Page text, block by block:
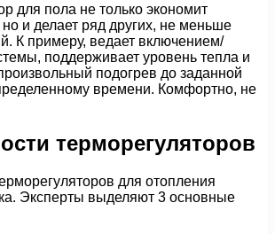
для пола не только экономит
и делает ряд других, не меньше
К примеру, ведает включением/
поддерживает уровень тепла и
подогрев до заданной
времени. Комфортно, не
терморегуляторов
для отопления
Эксперты выделяют 3 основные